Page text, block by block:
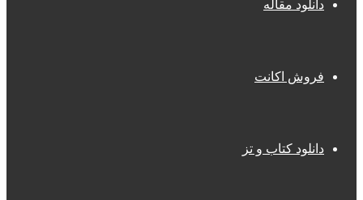
دانلود مقاله
فروش اکانت
دانلود کتاب و تز